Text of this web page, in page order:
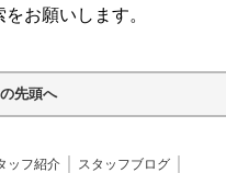
お願いします。
先頭へ
ッフ紹介
スタッフブログ